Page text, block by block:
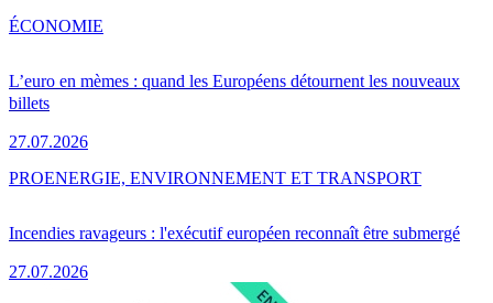
L’euro en mèmes : quand les Européens détournent les nouveaux
billets
27.07.2026
ÉCONOMIE
Incendies ravageurs : l'exécutif européen reconnaît être submergé
27.07.2026
PROENERGIE, ENVIRONNEMENT ET TRANSPORT